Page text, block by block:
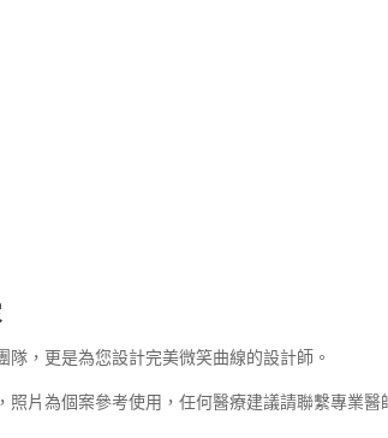
，更是為您設計完美微笑曲線的設計師。
片為個案參考使用，任何醫療建議請聯繫專業醫